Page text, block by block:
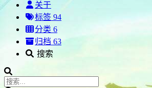
关于
标签 94
分类 6
归档 63
搜索